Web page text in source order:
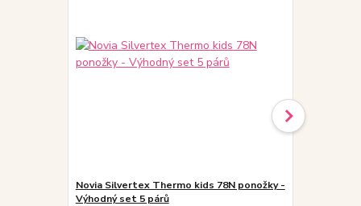
Novia Silvertex Thermo kids 78N ponožky -
Výhodný set 5 párů